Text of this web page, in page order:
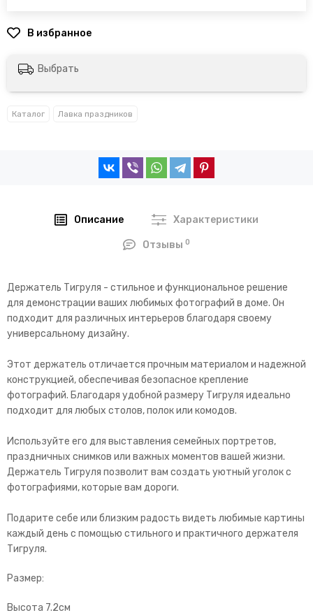
Выбрать
Каталог Лавка праздников
Описание Характеристики
Отзывы0
Держатель Тигруля - стильное и функциональное решение
для демонстрации ваших любимых фотографий в доме. Он
подходит для различных интерьеров благодаря своему
универсальному дизайну.
Этот держатель отличается прочным материалом и надежной
конструкцией, обеспечивая безопасное крепление
фотографий. Благодаря удобной размеру Тигруля идеально
подходит для любых столов, полок или комодов.
Используйте его для выставления семейных портретов,
праздничных снимков или важных моментов вашей жизни.
Держатель Тигруля позволит вам создать уютный уголок с
фотографиями, которые вам дороги.
Подарите себе или близким радость видеть любимые картины
каждый день с помощью стильного и практичного держателя
Тигруля.
Размер:
Высота 7.2см